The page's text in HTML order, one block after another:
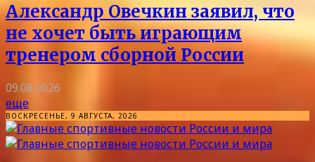
Александр Овечкин заявил, что
не хочет быть играющим
тренером сборной России
09.08.2026
еще
ВОСКРЕСЕНЬЕ, 9 АВГУСТА, 2026